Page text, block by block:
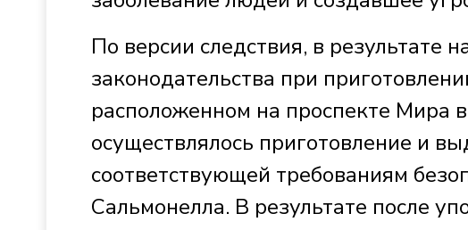
По версии следствия, в результате
законодательства при
расположенном на проспекте Мира
осуществлялось приготовление и
соответствующей требованиям
Сальмонелла. В результате после